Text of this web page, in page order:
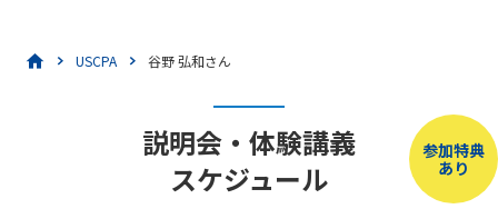
USCPA 谷野 弘和さん
参加特典
あり
説明会・体験講義
スケジュール